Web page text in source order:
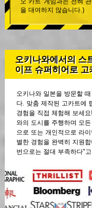
오 카트' 게임과는 전혀
을 대여하지 않습니다.)
오키나와에서의 스
이프 슈퍼히어로
오키나와 일본을 방문할
다. 맞춤 제작된 고카트에
경험을 직접 체험해 보세
와의 도시를 주행하며 모
으로 또는 개인적으로 라
별한 경험을 완벽히 지원
번으로는 절대 부족하다"